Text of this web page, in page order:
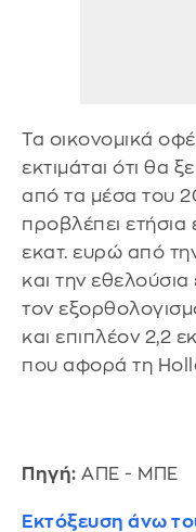
Τα οικονομικά
εκτιμάται ότι θα
από τα μέσα του
προβλέπει ετήσια
εκατ. ευρώ από
και την
τον
και επιπλέον 2,2
που αφορά τη
Πηγή: ΑΠΕ - ΜΠΕ
Εκτόξευση άνω